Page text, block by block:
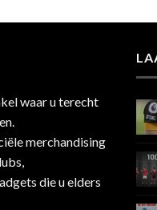
waar u terecht
merchandising
die u elders